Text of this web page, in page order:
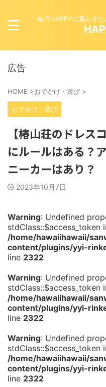
毎日HAPPYに暮らす
広告
HOME >おでかけ・遊び >
おでかけ・遊び
【椿山荘のドレス
にルールはある？
ニーカーはあり？
2023年10月7日
Warning: Undefined
stdClass::$access_token
/home/hawaiihawaii/
content/plugins/yyi-
line 2322
Warning: Undefined
stdClass::$access_token
/home/hawaiihawaii/
content/plugins/yyi-
line 2322
Warning: Undefined
stdClass::$access_token
/home/hawaiihawaii/
content/plugins/yyi-
line 2322